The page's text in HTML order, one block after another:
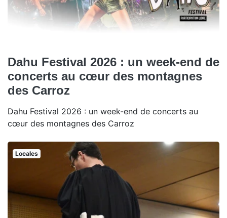
Dahu Festival 2026 : un week-end de
concerts au cœur des montagnes
des Carroz
Dahu Festival 2026 : un week-end de concerts au
cœur des montagnes des Carroz
Locales